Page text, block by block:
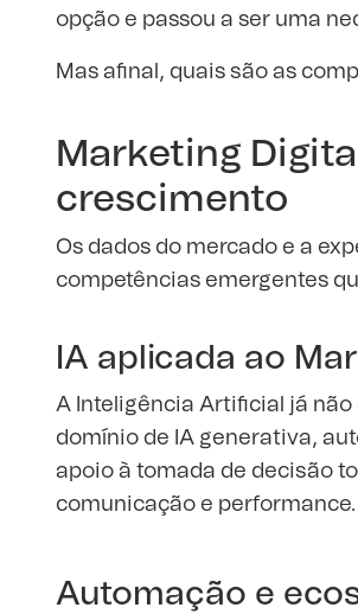
opção e passou a ser uma
Mas afinal, quais são as
Marketing
crescimento
Os dados do mercado e a
competências emergentes
IA aplicada ao
A Inteligência Artificial já
domínio de IA generativa,
apoio à tomada de decisão
comunicação e performance.
Automação e